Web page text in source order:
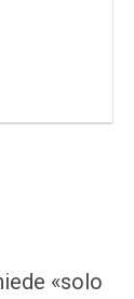
«solo